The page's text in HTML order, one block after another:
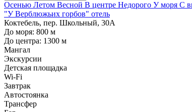
Осенью Летом Весной В центре Недорого У моря С
"У Верблюжьих горбов" отель
Коктебель, пер. Школьный, 30А
До моря: 800 м
До центра: 1300 м
Мангал
Экскурсии
Детская площадка
Wi-Fi
Завтрак
Автостоянка
Трансфер